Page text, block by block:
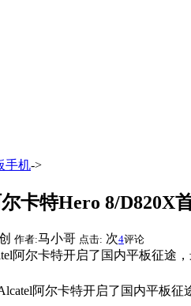
手机->
卡特Hero 8/D820X
作者:马小哥 点击: 次4评论
阿尔卡特开启了国内平板征
阿尔卡特开启了国内平板征